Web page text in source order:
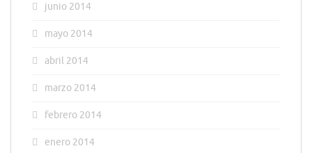
junio 2014
mayo 2014
abril 2014
marzo 2014
febrero 2014
enero 2014